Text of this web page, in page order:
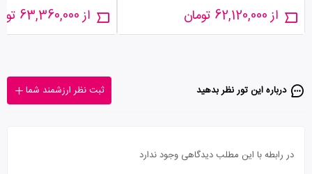
از 62,120,000 تومان از 63,360,000 تومان
درباره این تور‌ نظر بدهید ثبت نظر ارزشمند شما
در رابطه با این مطلب دیدگاهی وجود ندارد